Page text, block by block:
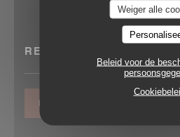
Weiger alle
Beleid voor de
RESERVERING
RESERVEER EEN TAFEL